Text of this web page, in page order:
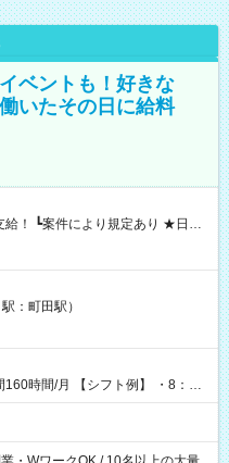
ベントも！好きな
いたその日に給料
その日に現金GET♪ お仕事後はコ
す！ 【試用期間】試
：町田駅）
ト例】 ・8：00